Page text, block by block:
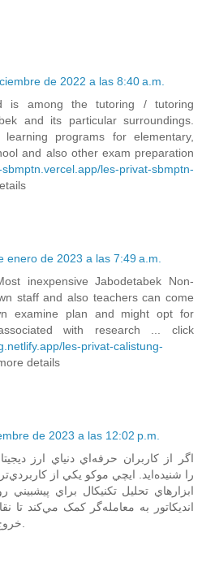
de 2022 a las 8:40 a.m.
is among the tutoring / tutoring
and its particular surroundings.
programs for elementary,
and also other exam preparation
les-privat-sbmptn-
enero de 2023 a las 7:49 a.m.
inexpensive Jabodetabek Non-
staff and also teachers can come
examine plan and might opt for
with research ... click
les-privat-calistung-
details
de 2023 a las 12:02 p.m.
اگر از کاربران حرفه‌اي دنياي ارز
ابزارهاي تحليل تکنيکال براي پيشبيني
انديکاتور به معامله‌گر کمک مي‌کند تا
خروج از سهم را تشخيص دهد.